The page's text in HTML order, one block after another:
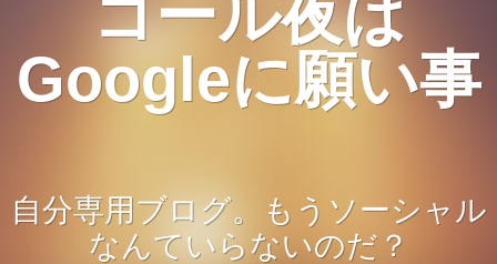
コール夜は
Googleに願い事
自分専用ブログ。もうソーシャル
なんていらないのだ？